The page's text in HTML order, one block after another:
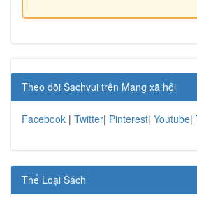
Theo dõi Sachvui trên Mạng xã hội
Facebook | Twitter| Pinterest| Youtube|
Thể Loại Sách